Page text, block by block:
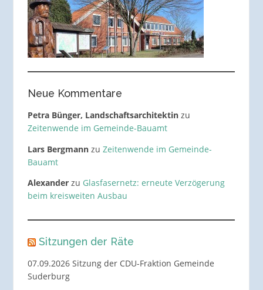
Neue Kommentare
Petra Bünger, Landschaftsarchitektinzu
Zeitenwende im Gemeinde-Bauamt
Lars Bergmannzu Zeitenwende im Gemeinde-
Bauamt
Alexanderzu Glasfasernetz: erneute Verzögerung
beim kreisweiten Ausbau
Sitzungen der Räte
07.09.2026 Sitzung der CDU-Fraktion Gemeinde
Suderburg